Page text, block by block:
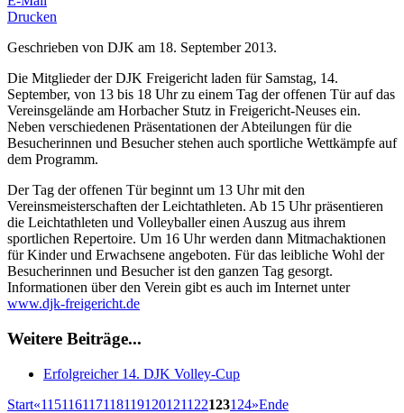
Drucken
Geschrieben von DJK am 18. September 2013.
Die Mitglieder der DJK Freigericht laden für Samstag, 14.
September, von 13 bis 18 Uhr zu einem Tag der offenen Tür auf das
Vereinsgelände am Horbacher Stutz in Freigericht-Neuses ein.
Neben verschiedenen Präsentationen der Abteilungen für die
Besucherinnen und Besucher stehen auch sportliche Wettkämpfe auf
dem Programm.
Der Tag der offenen Tür beginnt um 13 Uhr mit den
Vereinsmeisterschaften der Leichtathleten. Ab 15 Uhr präsentieren
die Leichtathleten und Volleyballer einen Auszug aus ihrem
sportlichen Repertoire. Um 16 Uhr werden dann Mitmachaktionen
für Kinder und Erwachsene angeboten. Für das leibliche Wohl der
Besucherinnen und Besucher ist den ganzen Tag gesorgt.
Informationen über den Verein gibt es auch im Internet unter
www.djk-freigericht.de
Weitere Beiträge...
Erfolgreicher 14. DJK Volley-Cup
Start«115116117118119120121122123124»Ende